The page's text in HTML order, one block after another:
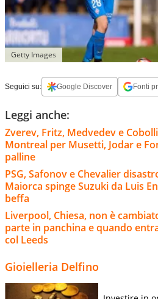
Getty Images
Seguici su: Google Discover Fonti
Leggi anche:
Zverev, Fritz, Medvedev e
Montreal per Musetti, Jodar e
palline
PSG, Safonov e Chevalier
Maiorca spinge Suzuki da Luis
beffa
Liverpool, Chiesa, non è
parte in panchina e quando
col Leeds
Gioielleria Delfino